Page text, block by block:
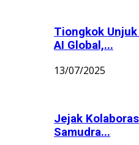
Tiongkok
AI Global,...
13/07/2025
Jejak
Samudra...